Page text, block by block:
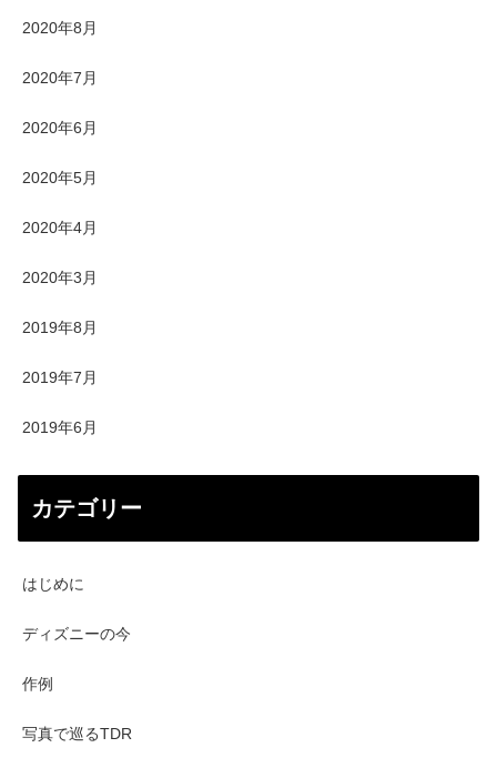
2020年8月
2020年7月
2020年6月
2020年5月
2020年4月
2020年3月
2019年8月
2019年7月
2019年6月
カテゴリー
はじめに
ディズニーの今
作例
写真で巡るTDR